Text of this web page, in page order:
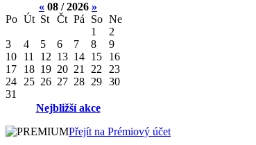
« 08 / 2026 »
Po Út St Čt Pá So Ne
1
2
3
4 5 6 7 8
9
10
11 12 13 14 15
16
17
18 19 20 21 22
23
24
25 26 27 28 29 30
31
Nejbližší akce
Přejít na Prémiový účet